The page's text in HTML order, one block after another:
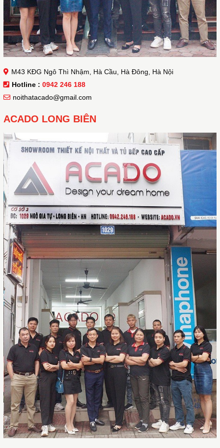
M43 KĐG Ngô Thì Nhậm, Hà Cầu, Hà Đông, Hà Nội
Hotline : 0942 246 188
noithatacado@gmail.com
ACADO LONG BIÊN